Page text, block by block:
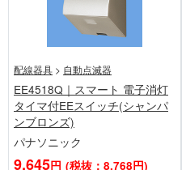
配線器具 > 自動点滅器
EE4518Q｜スマート 電子消灯
タイマ付EEスイッチ(シャンパ
ンブロンズ)
パナソニック
9,645円 (税抜：8,768円)